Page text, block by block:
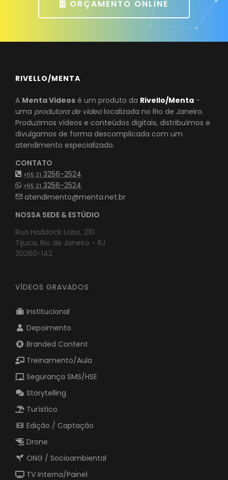
ORÇAMENTO ONLINE
RIVELLO/MENTA
A Menta Videos é um produto da Rivello/Menta -
uma produtora de vídeolocalizada no Rio de Janeiro.
Produzimos vídeos e conteúdos digitais, distribuímos e
divulgamos de forma descomplicada com um
atendimento especializado.
CONTATO
+55 213256-2524
+55 213256-2524
atendimento@menta.net.br
NOSSA SEDE & ESTÚDIO
Rua Haddock Lobo, 210
Tijuca, Rio de Janeiro - RJ
20260-142
VÍDEOS GRAVADOS
Institucional
Depoimento
Branded Content
Treinamento/Aula
Segurança SMS/HSE
Storytelling
Turístico
Edição / Captação
Drone
ONG / Socioambiental
TV Interna/Painel